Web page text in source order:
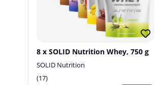
8 x SOLID Nutrition Whey, 750 g
SOLID Nutrition
17